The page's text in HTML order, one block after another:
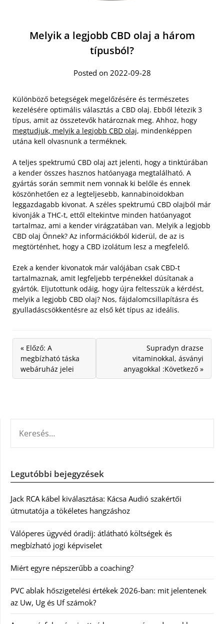
Melyik a legjobb CBD olaj a három
típusból?
Posted on 2022-09-28
Különböző betegségek megelőzésére és természetes
kezelésére optimális választás a CBD olaj. Ebből létezik 3
típus, amit az összetevők határoznak meg. Ahhoz, hogy
megtudjuk, melyik a legjobb CBD olaj, mindenképpen
utána kell olvasnunk a terméknek.
A teljes spektrumú CBD olaj azt jelenti, hogy a tinktúrában
a kender összes hasznos hatóanyaga megtalálható. A
gyártás során semmit nem vonnak ki belőle és ennek
köszönhetően ez a legteljesebb, kannabinoidokban
leggazdagabb kivonat. A széles spektrumú CBD olajból már
kivonják a THC-t, ettől eltekintve minden hatóanyagot
tartalmaz, ami a kender virágzatában van. Melyik a legjobb
CBD olaj Önnek? Az információkból kiderül, de az is
megtörténhet, hogy a CBD izolátum lesz a megfelelő.
Ezek a kender kivonatok már valójában csak CBD-t
tartalmaznak, amit legfeljebb terpénekkel dúsítanak a
gyártók. Eljutottunk odáig, hogy újra feltesszük a kérdést,
melyik a legjobb CBD olaj? Nos, fájdalomcsillapításra és
gyulladáscsökkentésre az első két típus az ideális.
« Előző: A
megbízható táska
webáruház jelei
Supradyn drazse
vitaminokkal, ásványi
anyagokkal :Következő »
Legutóbbi bejegyzések
Jack RCA kábel kiválasztása: Kácsa Audió szakértői
útmutatója a tökéletes hangzáshoz
Válóperes ügyvéd óradíj: átlátható költségek és
megbízható jogi képviselet
Miért egyre népszerűbb a coaching?
PVC ablak hőszigetelési értékek 2026-ban: mit jelentenek
az Uw, Ug és Uf számok?